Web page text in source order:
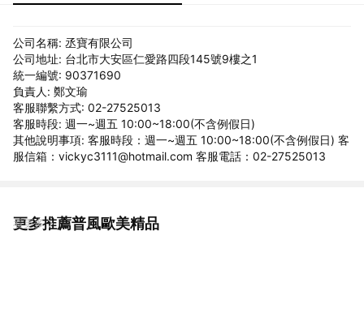
公司名稱: 丞寶有限公司
公司地址: 台北市大安區仁愛路四段145號9樓之1
統一編號: 90371690
負責人: 鄭文瑜
客服聯繫方式: 02-27525013
客服時段: 週一~週五 10:00~18:00(不含例假日)
其他說明事項: 客服時段：週一~週五 10:00~18:00(不含例假日) 客
服信箱：vickyc3111@hotmail.com 客服電話：02-27525013
更多推薦普風歐美精品
看更多